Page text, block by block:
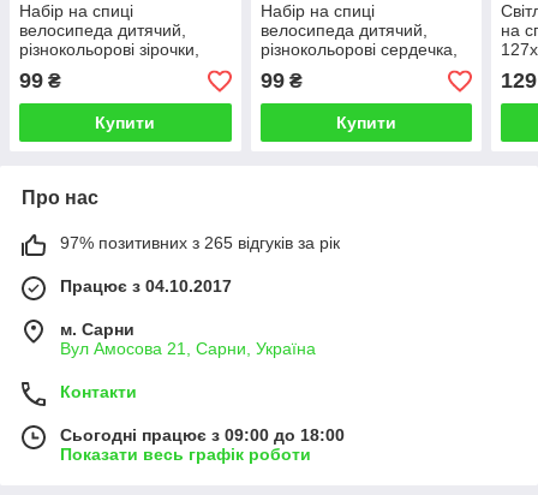
Набір на спиці
велосипеда дитячий,
різнокольорові зірочки,
яскраві кольори
99 ₴
Купити
Набір на спиці
велосипеда дитячий,
різнокольорові сердечка,
яскраві кольори
99₴
Купити
на
129
Про нас
97% позитивних з 265 відгуків за рік
Працює з 04.10.2017
м. Сарни
Вул Амосова 21, Сарни, Україна
Контакти
Сьогодні працює з 09:00 до 18:00
Показати весь графік роботи